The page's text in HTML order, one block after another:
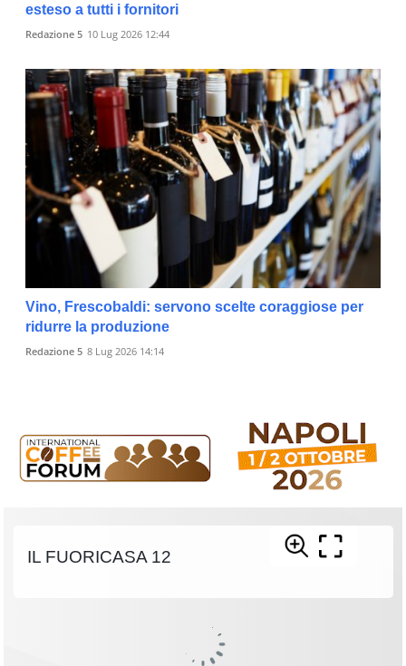
esteso a tutti i fornitori
Redazione 5 10 Lug 2026 12:44
Vino, Frescobaldi: servono scelte coraggiose per
ridurre la produzione
Redazione 5 8 Lug 2026 14:14